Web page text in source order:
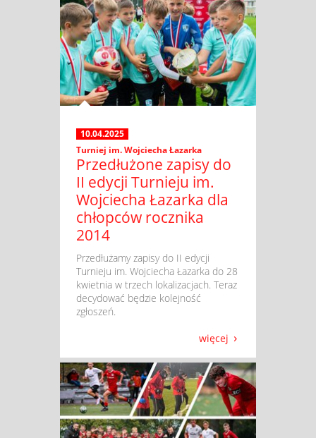
10.04.2025
Turniej im. Wojciecha Łazarka
Przedłużone zapisy do
II edycji Turnieju im.
Wojciecha Łazarka dla
chłopców rocznika
2014
​ Przedłużamy zapisy do II edycji
Turnieju im. Wojciecha Łazarka do 28
kwietnia w trzech lokalizacjach. Teraz
decydować będzie kolejność
zgłoszeń.
więcej